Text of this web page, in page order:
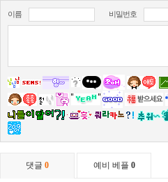
이름 비밀번호
댓글 0 예비 베플 0